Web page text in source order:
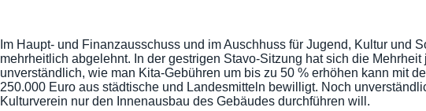
Im Haupt- und Finanzausschuss und im Auschhuss für Jugend, Kultur
mehrheitlich abgelehnt. In der gestrigen Stavo-Sitzung hat sich die
unverständlich, wie man Kita-Gebühren um bis zu 50 % erhöhen kann mit
250.000 Euro aus städtische und Landesmitteln bewilligt. Noch
Kulturverein nur den Innenausbau des Gebäudes durchführen will.